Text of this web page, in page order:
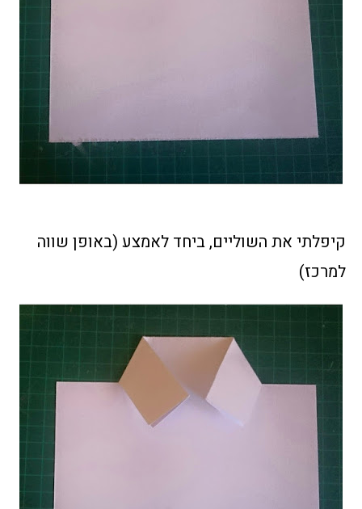
קיפלתי את השוליים, ביחד לאמצע (באופן שווה
למרכז)